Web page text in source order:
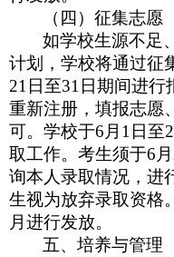
（四）征集志愿
如学校生源不足
计划，学校将通过征
21日至31日期间进
重新注册，填报志愿
可。学校于6月1日至
取工作。考生须于6
询本人录取情况，进
生视为放弃录取资格
月进行发放。
五、培养与管理